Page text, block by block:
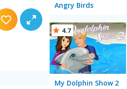
Angry Birds
My Dolphin Show 2
4.7